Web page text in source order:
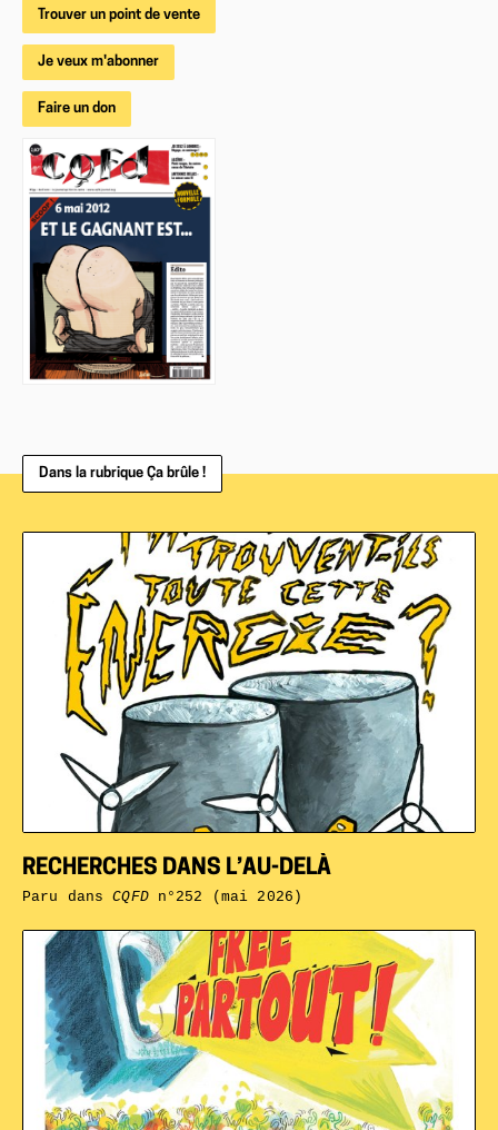
Trouver un point de vente
Je veux m'abonner
Faire un don
Dans la rubrique Ça brûle !
RECHERCHES DANS L’AU-DELÀ
Paru dansCQFDn°252 (mai 2026)